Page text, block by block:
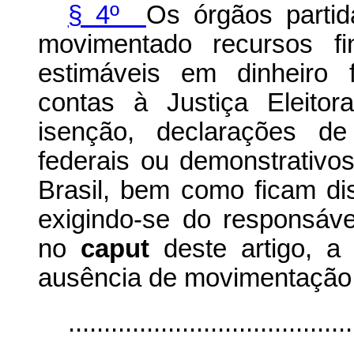
§ 4º Os órgãos
movimentado recursos
estimáveis em dinheiro
contas à Justiça
isenção, declarações
federais ou
Brasil, bem como ficam
exigindo-se do
no caputdeste artigo, a
ausência de